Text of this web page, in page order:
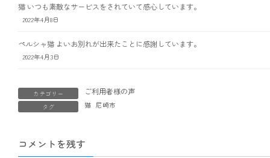
猫 いつも素敵なサービスをされていて感心しています。
2022年4月8日
ペルシャ猫 よいお別れが出来たことに感謝しています。
2022年4月3日
カテゴリー ご利用者様の声
タグ 猫 尼崎市
コメントを残す